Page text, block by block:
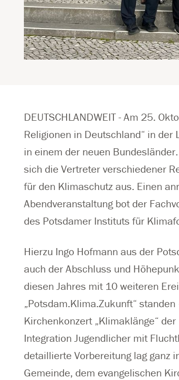
DEUTSCHLANDWEIT - Am 25.
Religionen in Deutschland“ in
in einem der neuen
sich die Vertreter verschiedener
für den Klimaschutz aus. Einen
Abendveranstaltung bot der
des Potsdamer Instituts für
Hierzu Ingo Hofmann aus der
auch der Abschluss und
diesen Jahres mit 10 weiteren
„Potsdam.Klima.Zukunft“
Kirchenkonzert „Klimaklänge“
Integration Jugendlicher mit
detaillierte Vorbereitung lag ganz
Gemeinde, dem evangelischen